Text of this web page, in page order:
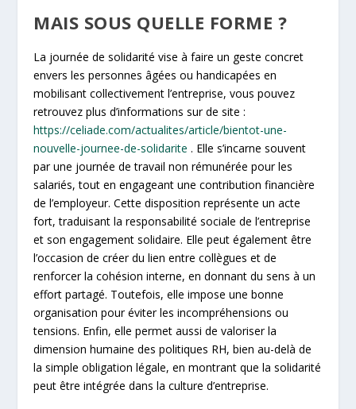
MAIS SOUS QUELLE FORME ?
La journée de solidarité vise à faire un geste concret
envers les personnes âgées ou handicapées en
mobilisant collectivement l’entreprise, vous pouvez
retrouvez plus d’informations sur de site :
https://celiade.com/actualites/article/bientot-une-
nouvelle-journee-de-solidarite . Elle s’incarne souvent
par une journée de travail non rémunérée pour les
salariés, tout en engageant une contribution financière
de l’employeur. Cette disposition représente un acte
fort, traduisant la responsabilité sociale de l’entreprise
et son engagement solidaire. Elle peut également être
l’occasion de créer du lien entre collègues et de
renforcer la cohésion interne, en donnant du sens à un
effort partagé. Toutefois, elle impose une bonne
organisation pour éviter les incompréhensions ou
tensions. Enfin, elle permet aussi de valoriser la
dimension humaine des politiques RH, bien au-delà de
la simple obligation légale, en montrant que la solidarité
peut être intégrée dans la culture d’entreprise.